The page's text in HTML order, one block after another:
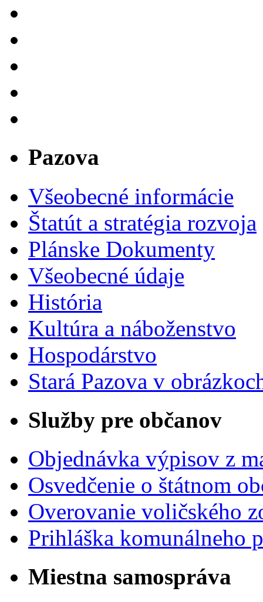
Pazova
Všeobecné informácie
Štatút a stratégia rozvoja
Plánske Dokumenty
Všeobecné údaje
História
Kultúra a náboženstvo
Hospodárstvo
Stará Pazova v
Služby pre občanov
Objednávka výpisov z
Osvedčenie o štátnom
Overovanie voličského
Prihláška komunálneho
Miestna samospráva